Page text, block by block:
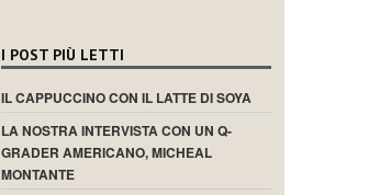
I POST PIÙ LETTI
IL CAPPUCCINO CON IL LATTE DI SOYA
LA NOSTRA INTERVISTA CON UN Q-
GRADER AMERICANO, MICHEAL
MONTANTE